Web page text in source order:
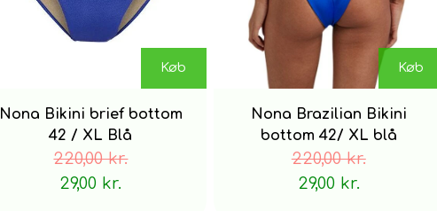
Køb
Nona Bikini brief bottom
42 / XL Blå
220,00 kr.
29,00 kr.
Køb
Nona Brazilian Bikini
bottom 42/ XL blå
220,00 kr.
29,00 kr.